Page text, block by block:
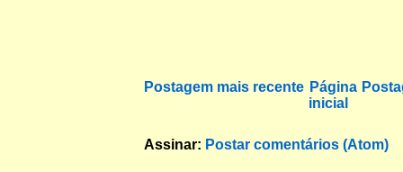
Postagem mais recente Página
inicial
Assinar: Postar comentários (Atom)